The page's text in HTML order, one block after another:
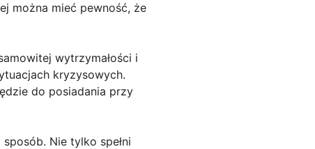
można mieć pewność, że
wytrzymałości i
kryzysowych.
do posiadania przy
Nie tylko spełni